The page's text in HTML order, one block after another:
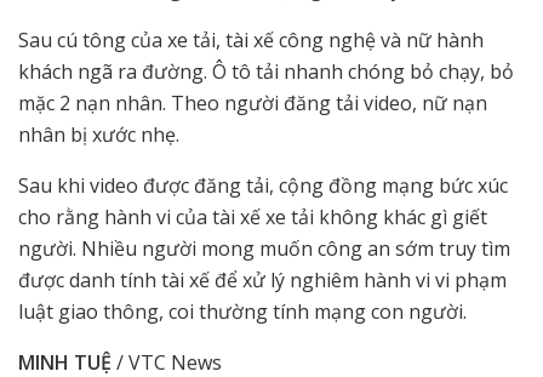
Sau cú tông của xe tải, tài xế công nghệ và nữ hành
khách ngã ra đường. Ô tô tải nhanh chóng bỏ chạy, bỏ
mặc 2 nạn nhân. Theo người đăng tải video, nữ nạn
nhân bị xước nhẹ.
Sau khi video được đăng tải, cộng đồng mạng bức xúc
cho rằng hành vi của tài xế xe tải không khác gì giết
người. Nhiều người mong muốn công an sớm truy tìm
được danh tính tài xế để xử lý nghiêm hành vi vi phạm
luật giao thông, coi thường tính mạng con người.
MINH TUỆ / VTC News